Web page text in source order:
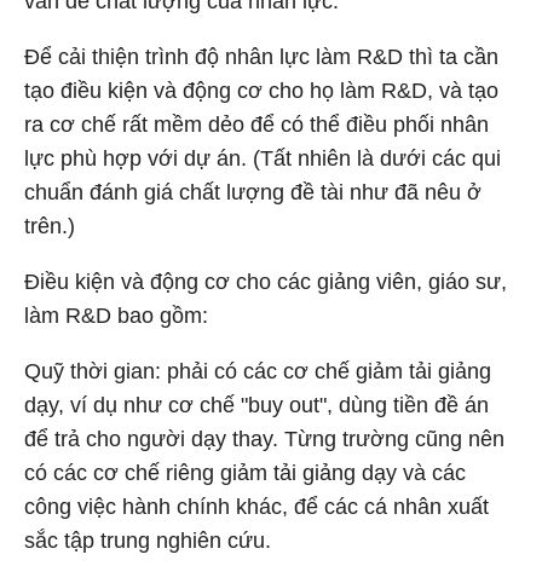
Để cải thiện trình độ nhân lực làm R&D thì ta cần
tạo điều kiện và động cơ cho họ làm R&D, và tạo
ra cơ chế rất mềm dẻo để có thể điều phối nhân
lực phù hợp với dự án. (Tất nhiên là dưới các qui
chuẩn đánh giá chất lượng đề tài như đã nêu ở
trên.)
Điều kiện và động cơ cho các giảng viên, giáo sư,
làm R&D bao gồm:
Quỹ thời gian: phải có các cơ chế giảm tải giảng
dạy, ví dụ như cơ chế "buy out", dùng tiền đề án
để trả cho người dạy thay. Từng trường cũng nên
có các cơ chế riêng giảm tải giảng dạy và các
công việc hành chính khác, để các cá nhân xuất
sắc tập trung nghiên cứu.